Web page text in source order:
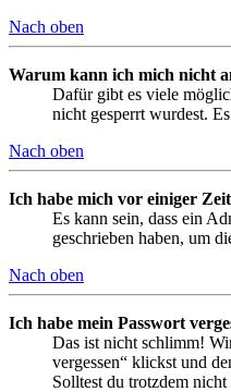
Nach oben
Warum kann ich mich nicht
Dafür gibt es viele
nicht gesperrt wurdest.
Nach oben
Ich habe mich vor einiger
Es kann sein, dass ein
geschrieben haben, um
Nach oben
Ich habe mein Passwort
Das ist nicht schlimm!
vergessen“ klickst und
Solltest du trotzdem